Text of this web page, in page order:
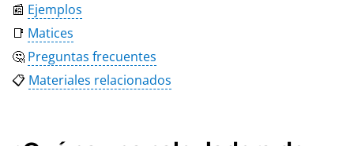
📰 Ejemplos
📑 Matices
🤔 Preguntas frecuentes
📋 Materiales relacionados